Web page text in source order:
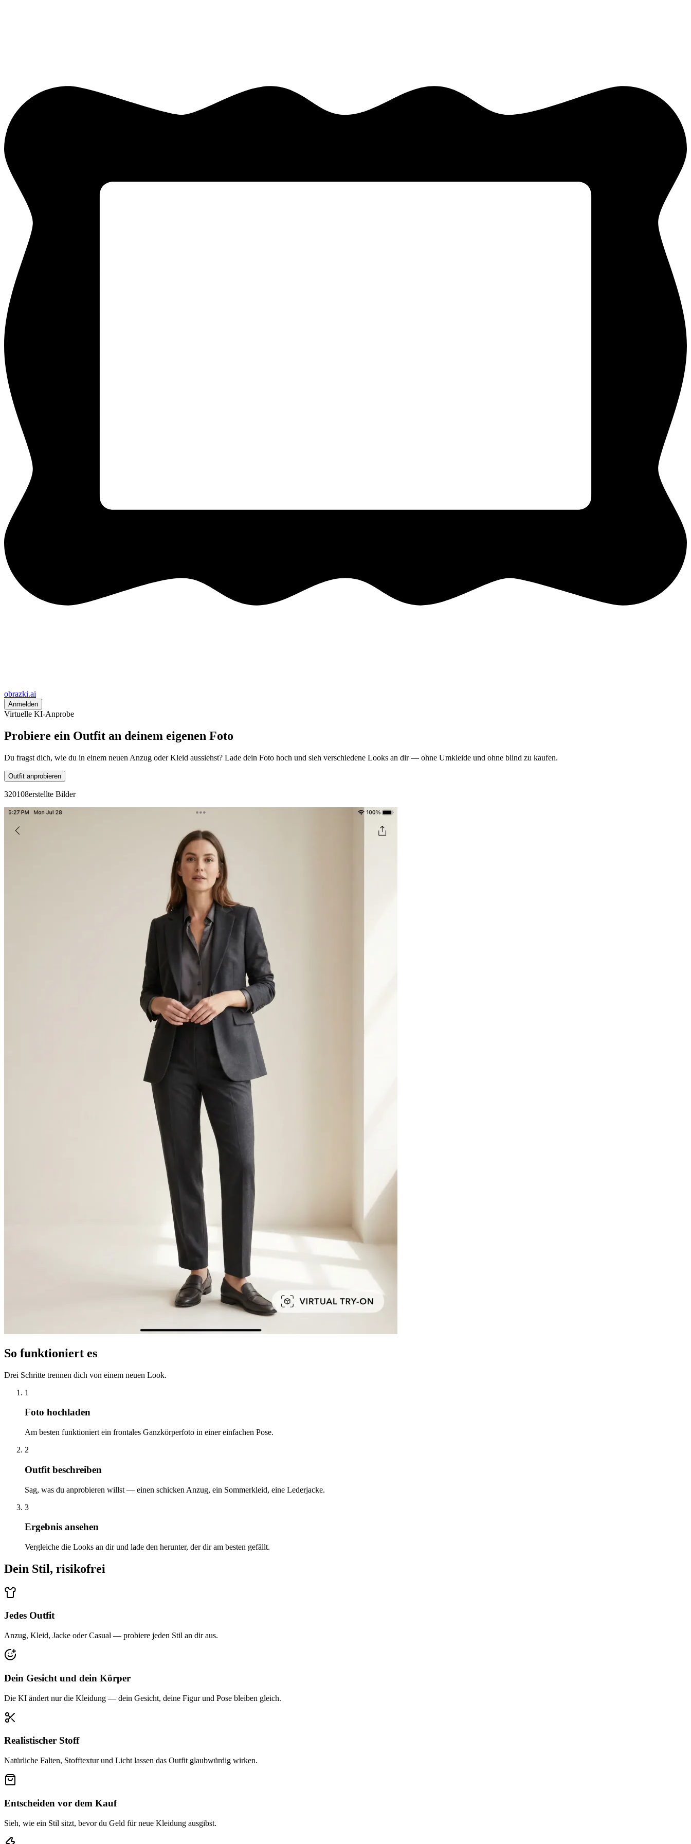
obrazki.ai
Anmelden
Virtuelle KI-Anprobe
Probiere ein Outfit an deinem eigenen Foto
Du fragst dich, wie du in einem neuen Anzug oder Kleid aussiehst? Lade dein Foto hoch und sieh verschiedene Looks an dir — ohne Umkleide und ohne blind zu kaufen.
Outfit anprobieren
320108erstellte Bilder
So funktioniert es
Drei Schritte trennen dich von einem neuen Look.
1
Foto hochladen
Am besten funktioniert ein frontales Ganzkörperfoto in einer einfachen Pose.
2
Outfit beschreiben
Sag, was du anprobieren willst — einen schicken Anzug, ein Sommerkleid, eine Lederjacke.
3
Ergebnis ansehen
Vergleiche die Looks an dir und lade den herunter, der dir am besten gefällt.
Dein Stil, risikofrei
Jedes Outfit
Anzug, Kleid, Jacke oder Casual — probiere jeden Stil an dir aus.
Dein Gesicht und dein Körper
Die KI ändert nur die Kleidung — dein Gesicht, deine Figur und Pose bleiben gleich.
Realistischer Stoff
Natürliche Falten, Stofftextur und Licht lassen das Outfit glaubwürdig wirken.
Entscheiden vor dem Kauf
Sieh, wie ein Stil sitzt, bevor du Geld für neue Kleidung ausgibst.